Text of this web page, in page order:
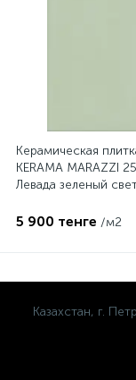
Керамическая
KERAMA MARAZZI
Левада зеленый
5 900 тенге /м2
Казахстан, г.